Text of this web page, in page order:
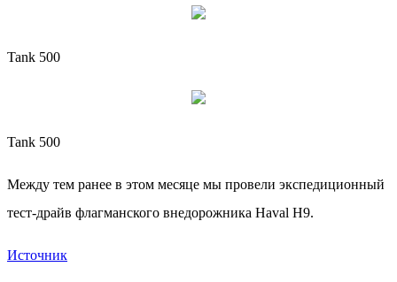
Tank 500
Tank 500
Между тем ранее в этом месяце мы провели экспедиционный
тест-драйв флагманского внедорожника Haval H9.
Источник